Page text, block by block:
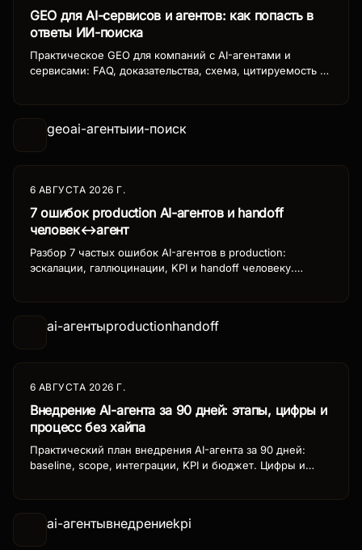
GEO для AI-сервисов и агентов: как попасть в
ответы ИИ-поиска
Практическое GEO для компаний с AI-агентами и
сервисами: FAQ, доказательства, схема, цитируемость в
geoai-агентыии-поиск
6 АВГУСТА 2026 Г.
7 ошибок production AI-агентов и handoff
человек↔агент
Разбор 7 частых ошибок AI-агентов в production:
эскалации, галлюцинации, KPI и handoff человеку.
ai-агентыproductionhandoff
6 АВГУСТА 2026 Г.
Внедрение AI-агента за 90 дней: этапы, цифры и
процесс без хайпа
Практический план внедрения AI-агента за 90 дней:
baseline, scope, интеграции, KPI и бюджет. Цифры и
ai-агентывнедрениеkpi